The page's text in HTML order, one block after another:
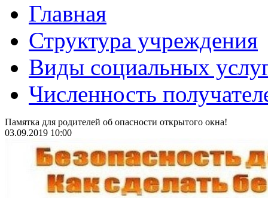
Главная
Структура учреждения
Виды социальных
Численность
Памятка для родителей об опасности открытого окна!
03.09.2019 10:00